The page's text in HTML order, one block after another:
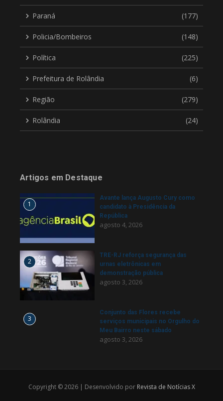
Paraná (177)
Policia/Bombeiros (148)
Política (225)
Prefeitura de Rolândia (6)
Região (279)
Rolândia (24)
Artigos em Destaque
1
Avante lança Augusto Cury como
candidato à Presidência da
República
agosto 4, 2026
2
TRE-RJ reforça segurança das
urnas eletrônicas em
demonstração pública
agosto 3, 2026
3
Conjunto das Flores recebe
serviços municipais no Orgulho do
Meu Bairro neste sábado
agosto 3, 2026
Copyright © 2026 | Desenvolvido por Revista de Notícias X